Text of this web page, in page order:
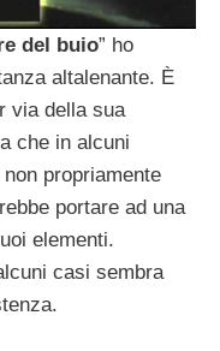
del buio” ho
altalenante. È
via della sua
che in alcuni
propriamente
portare ad una
elementi.
casi sembra